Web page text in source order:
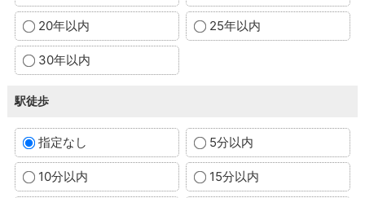
20年以内 25年以内
30年以内
駅徒歩
指定なし 5分以内
10分以内 15分以内